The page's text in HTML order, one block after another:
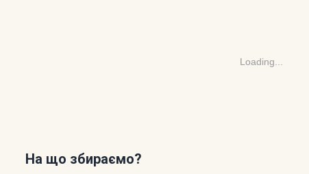
Loading...
На що збираємо?